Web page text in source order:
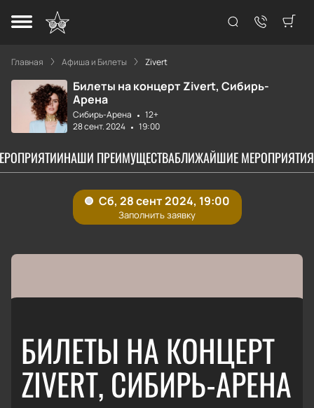
Главная Афиша и Билеты Zivert
Билеты на концерт Zivert, Сибирь-
Арена
Сибирь-Арена
12+
28 сент. 2024
19:00
НАШИ ПРЕИМУЩЕСТВАБЛИЖАЙШИЕ МЕРОПРИЯТИЯ
БИЛЕТЫ НА КОНЦЕРТ
ZIVERT, СИБИРЬ-АРЕНА